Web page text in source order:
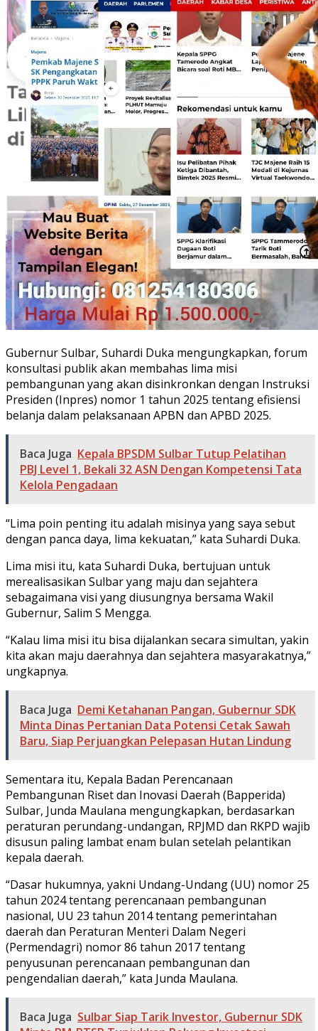
Gubernur Sulbar, Suhardi Duka mengungkapkan, forum
konsultasi publik akan membahas lima misi
pembangunan yang akan disinkronkan dengan Instruksi
Presiden (Inpres) nomor 1 tahun 2025 tentang efisiensi
belanja dalam pelaksanaan APBN dan APBD 2025.
Baca Juga Kepala BPSDM Sulbar Tutup Pelatihan
PBJ Level 1, Bekali 32 ASN Dengan Kompetensi Tata
Kelola Pengadaan
“Lima poin penting itu adalah misinya yang saya sebut
dengan panca daya, lima kekuatan,” kata Suhardi Duka.
Lima misi itu, kata Suhardi Duka, bertujuan untuk
merealisasikan Sulbar yang maju dan sejahtera
sebagaimana visi yang diusungnya bersama Wakil
Gubernur, Salim S Mengga.
“Kalau lima misi itu bisa dijalankan secara simultan, yakin
kita akan maju daerahnya dan sejahtera masyarakatnya,”
ungkapnya.
Baca Juga Demi Ketahanan Pangan, Gubernur SDK
Minta Dinas Pertanian Data Potensi Cetak Sawah
Baru, Siap Perjuangkan Pelepasan Hutan Lindung
Sementara itu, Kepala Badan Perencanaan
Pembangunan Riset dan Inovasi Daerah (Bapperida)
Sulbar, Junda Maulana mengungkapkan, berdasarkan
peraturan perundang-undangan, RPJMD dan RKPD wajib
disusun paling lambat enam bulan setelah pelantikan
kepala daerah.
“Dasar hukumnya, yakni Undang-Undang (UU) nomor 25
tahun 2024 tentang perencanaan pembangunan
nasional, UU 23 tahun 2014 tentang pemerintahan
daerah dan Peraturan Menteri Dalam Negeri
(Permendagri) nomor 86 tahun 2017 tentang
penyusunan perencanaan pembangunan dan
pengendalian daerah,” kata Junda Maulana.
Baca Juga Sulbar Siap Tarik Investor, Gubernur SDK